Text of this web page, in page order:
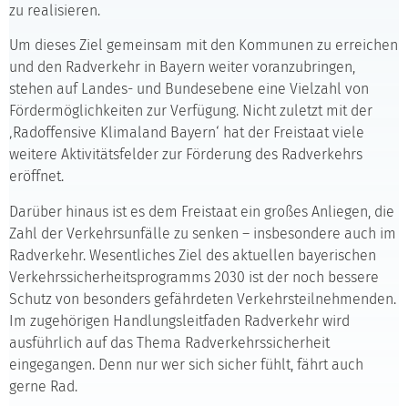
zu realisieren.
Um dieses Ziel gemeinsam mit den Kommunen zu erreichen
und den Radverkehr in Bayern weiter voranzubringen,
stehen auf Landes- und Bundesebene eine Vielzahl von
Förder­möglichkeiten zur Verfügung. Nicht zuletzt mit der
‚Radoffensive Klimaland Bayern‘ hat der Freistaat viele
weitere Aktivitäts­felder zur Förderung des Rad­verkehrs
eröffnet.
Darüber hinaus ist es dem Freistaat ein großes Anliegen, die
Zahl der Verkehrs­unfälle zu senken – insbesondere auch im
Radverkehr. Wesentliches Ziel des aktuellen bayerischen
Verkehrssicherheitsprogramms 2030 ist der noch bessere
Schutz von besonders gefährdeten Verkehrsteilnehmenden.
Im zugehörigen Handlungsleitfaden Radverkehr wird
ausführlich auf das Thema Radverkehrssicherheit
eingegangen. Denn nur wer sich sicher fühlt, fährt auch
gerne Rad.